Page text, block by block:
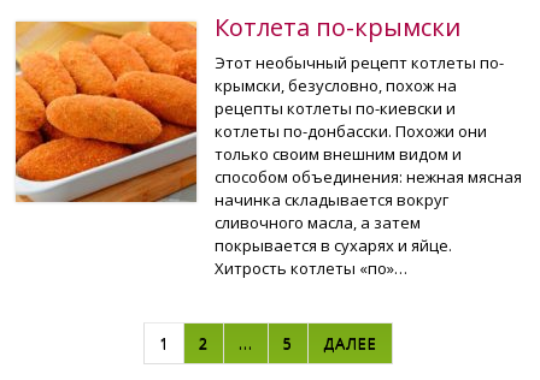
Котлета по-крымски
Этот необычный рецепт котлеты по-
крымски, безусловно, похож на
рецепты котлеты по-киевски и
котлеты по-донбасски. Похожи они
только своим внешним видом и
способом объединения: нежная мясная
начинка складывается вокруг
сливочного масла, а затем
покрывается в сухарях и яйце.
Хитрость котлеты «по»…
НАВИГАЦИЯ ПО ЗАПИСЯМ
1 2 … 5 ДАЛЕЕ